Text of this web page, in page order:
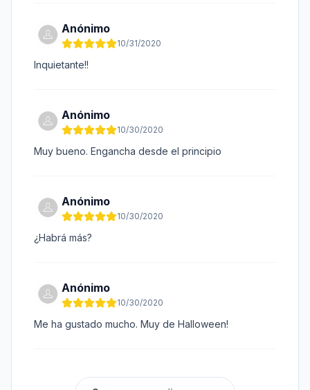
Anónimo
10/31/2020
Inquietante!!
Anónimo
10/30/2020
Muy bueno. Engancha desde el principio
Anónimo
10/30/2020
¿Habrá más?
Anónimo
10/30/2020
Me ha gustado mucho. Muy de Halloween!